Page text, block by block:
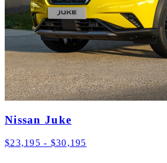
Nissan Juke
$23,195 - $30,195